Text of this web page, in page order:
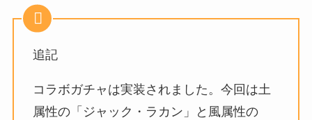
追記
コラボガチャは実装されました。今回は土
属性の「ジャック・ラカン」と風属性の